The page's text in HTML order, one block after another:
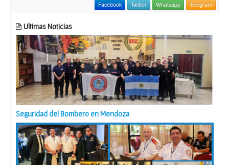
Facebook Twitter Whatsapp Telegram
Ultimas Noticias
Seguridad del Bombero en Mendoza